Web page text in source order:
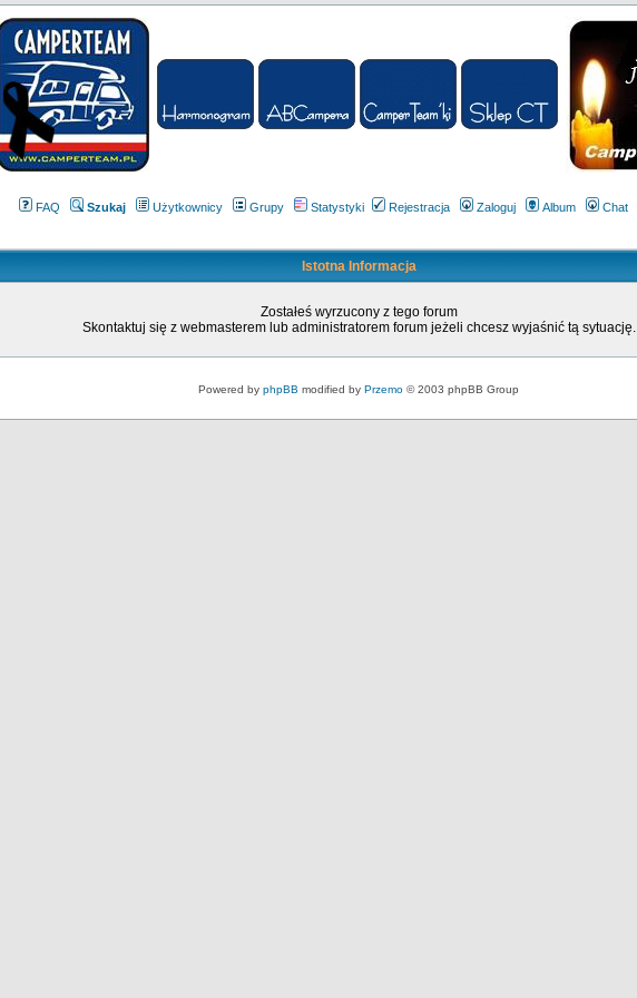
FAQ Szukaj Użytkownicy Grupy Statystyki Rejestracja Zaloguj Album Chat
Istotna Informacja
Zostałeś wyrzucony z tego forum
Skontaktuj się z webmasterem lub administratorem forum jeżeli chcesz wyjaśnić tą sytuację.
Powered by phpBB modified by Przemo © 2003 phpBB Group